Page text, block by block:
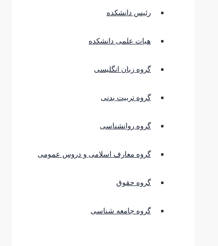
رئیس دانشکده
هیات علمی دانشکده
گروه زبان انگلیسی
گروه تربیت بدنی
گروه روانشناسی
گروه معارف اسلامی و دروس عمومی
گروه حقوق
گروه جامعه شناسی